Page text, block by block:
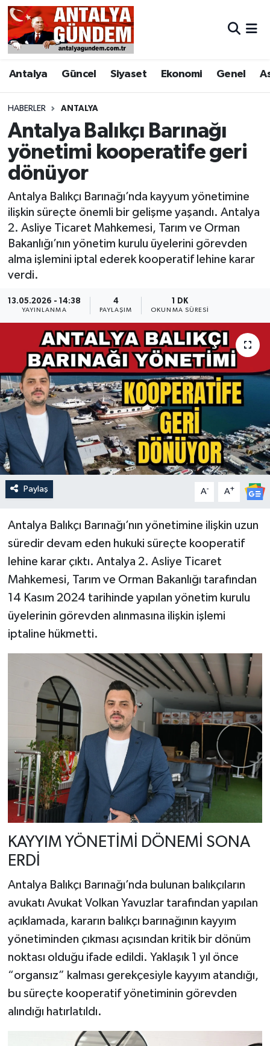
Antalya Güncel Siyaset Ekonomi Genel
HABERLER ANTALYA
Antalya Balıkçı Barınağı
yönetimi kooperatife geri
dönüyor
Antalya Balıkçı Barınağı’nda kayyum yönetimine
ilişkin süreçte önemli bir gelişme yaşandı. Antalya
2. Asliye Ticaret Mahkemesi, Tarım ve Orman
Bakanlığı’nın yönetim kurulu üyelerini görevden
alma işlemini iptal ederek kooperatif lehine karar
verdi.
13.05.2026 - 14:38
YAYINLANMA
4
PAYLAŞIM
1 DK
OKUNMA SÜRESI
Paylaş A- A+
Antalya Balıkçı Barınağı’nın yönetimine ilişkin uzun
süredir devam eden hukuki süreçte kooperatif
lehine karar çıktı. Antalya 2. Asliye Ticaret
Mahkemesi, Tarım ve Orman Bakanlığı tarafından
14 Kasım 2024 tarihinde yapılan yönetim kurulu
üyelerinin görevden alınmasına ilişkin işlemi
iptaline hükmetti.
KAYYIM YÖNETİMİ DÖNEMİ SONA
ERDİ
Antalya Balıkçı Barınağı’nda bulunan balıkçıların
avukatı Avukat Volkan Yavuzlar tarafından yapılan
açıklamada, kararın balıkçı barınağının kayyım
yönetiminden çıkması açısından kritik bir dönüm
noktası olduğu ifade edildi. Yaklaşık 1 yıl önce
“organsız” kalması gerekçesiyle kayyım atandığı,
bu süreçte kooperatif yönetiminin görevden
alındığı hatırlatıldı.
Antalya
Asayiş
Bilim & Teknoloji
Bölge
EĞİTİM
Ekonomi
Genel
Görüntülü Haber
Kültür & Sanat
Magazin
Resmi İlan
Sağlık & Yaşam
Siyaset
Spor
Antalya Nöbetçi Eczaneler
Antalya Hava Durumu
Antalya Namaz Vakitleri
Antalya Trafik Yoğunluk Haritası
Süper Lig Puan Durumu ve Fikstür
Tüm Manşetler
Son Dakika Haberleri
Haber Arşivi